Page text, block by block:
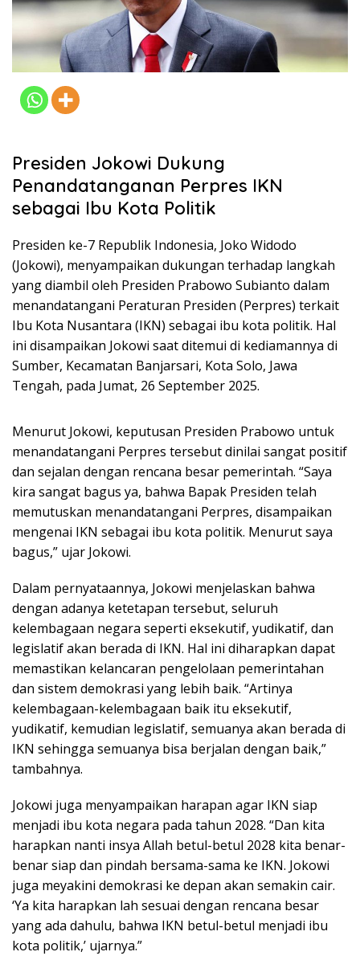
Presiden Jokowi Dukung
Penandatanganan Perpres IKN
sebagai Ibu Kota Politik
Presiden ke-7 Republik Indonesia, Joko Widodo
(Jokowi), menyampaikan dukungan terhadap langkah
yang diambil oleh Presiden Prabowo Subianto dalam
menandatangani Peraturan Presiden (Perpres) terkait
Ibu Kota Nusantara (IKN) sebagai ibu kota politik. Hal
ini disampaikan Jokowi saat ditemui di kediamannya di
Sumber, Kecamatan Banjarsari, Kota Solo, Jawa
Tengah, pada Jumat, 26 September 2025.
Menurut Jokowi, keputusan Presiden Prabowo untuk
menandatangani Perpres tersebut dinilai sangat positif
dan sejalan dengan rencana besar pemerintah. “Saya
kira sangat bagus ya, bahwa Bapak Presiden telah
memutuskan menandatangani Perpres, disampaikan
mengenai IKN sebagai ibu kota politik. Menurut saya
bagus,” ujar Jokowi.
Dalam pernyataannya, Jokowi menjelaskan bahwa
dengan adanya ketetapan tersebut, seluruh
kelembagaan negara seperti eksekutif, yudikatif, dan
legislatif akan berada di IKN. Hal ini diharapkan dapat
memastikan kelancaran pengelolaan pemerintahan
dan sistem demokrasi yang lebih baik. “Artinya
kelembagaan-kelembagaan baik itu eksekutif,
yudikatif, kemudian legislatif, semuanya akan berada di
IKN sehingga semuanya bisa berjalan dengan baik,”
tambahnya.
Jokowi juga menyampaikan harapan agar IKN siap
menjadi ibu kota negara pada tahun 2028. “Dan kita
harapkan nanti insya Allah betul-betul 2028 kita benar-
benar siap dan pindah bersama-sama ke IKN. Jokowi
juga meyakini demokrasi ke depan akan semakin cair.
‘Ya kita harapkan lah sesuai dengan rencana besar
yang ada dahulu, bahwa IKN betul-betul menjadi ibu
kota politik,’ ujarnya.”